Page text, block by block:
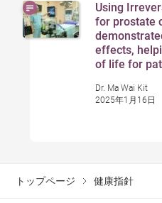
Using
for prostate
effects,
of life for
Dr. Ma Wai Kit
2025年1月16日
トップページ 健康指針